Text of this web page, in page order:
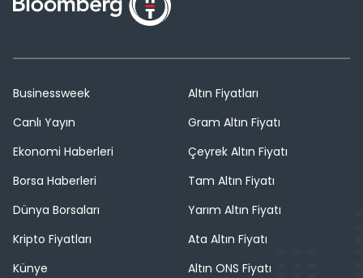
Businessweek
Canlı Yayın
Ekonomi Haberleri
Borsa Haberleri
Dünya Borsaları
Kripto Fiyatları
Künye
Altın Fiyatları
Gram Altın Fiyatı
Çeyrek Altın Fiyatı
Tam Altın Fiyatı
Yarım Altın Fiyatı
Ata Altın Fiyatı
Altın ONS Fiyatı